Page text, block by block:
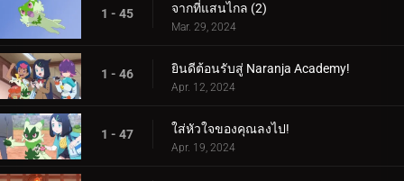
1 - 45 จากที่แสนไกล (2)
Mar. 29, 2024
1 - 46 ยินดีต้อนรับสู่ Naranja Academy!
Apr. 12, 2024
1 - 47 ใส่หัวใจของคุณลงไป!
Apr. 19, 2024